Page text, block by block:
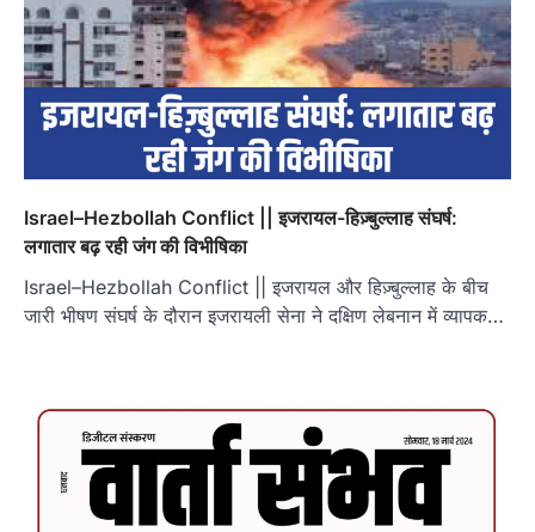
Israel–Hezbollah Conflict || इजरायल-हिज़्बुल्लाह संघर्ष:
लगातार बढ़ रही जंग की विभीषिका
Israel–Hezbollah Conflict || इजरायल और हिज़्बुल्लाह के बीच
जारी भीषण संघर्ष के दौरान इजरायली सेना ने दक्षिण लेबनान में व्यापक…